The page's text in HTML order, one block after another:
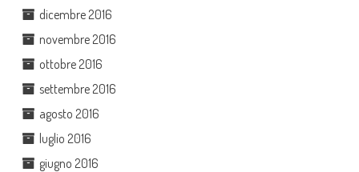
dicembre 2016
novembre 2016
ottobre 2016
settembre 2016
agosto 2016
luglio 2016
giugno 2016